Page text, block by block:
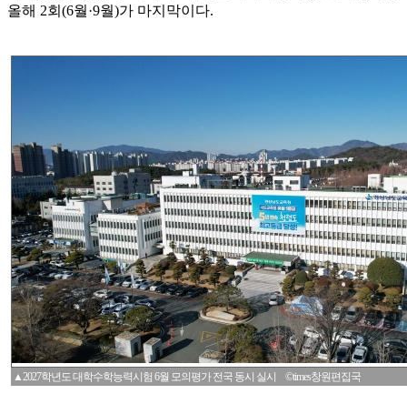
올해 2회(6월·9월)가 마지막이다.
▲2027학년도 대학수학능력시험 6월 모의평가 전국 동시 실시 ©times창원편집국